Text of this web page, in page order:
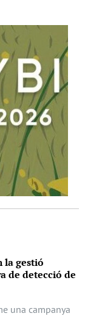
la gestió
de detecció de
una campanya